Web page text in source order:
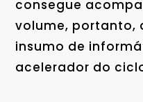
consegue
volume, portanto,
insumo de
acelerador do